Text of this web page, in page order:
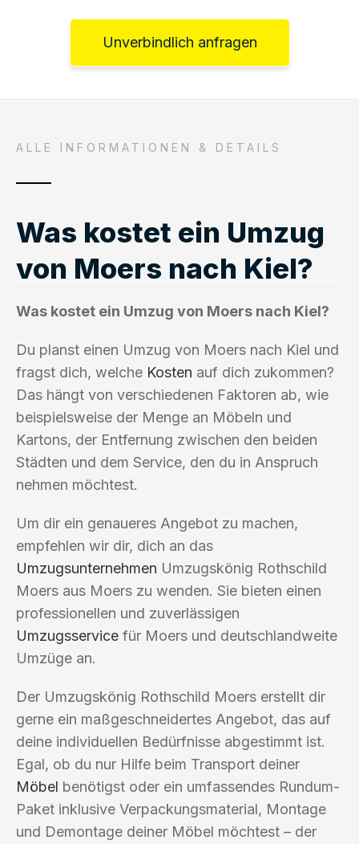
Unverbindlich anfragen
ALLE INFORMATIONEN & DETAILS
Was kostet ein Umzug
von Moers nach Kiel?
Was kostet ein Umzug von Moers nach Kiel?
Du planst einen Umzug von Moers nach Kiel und
fragst dich, welche Kosten auf dich zukommen?
Das hängt von verschiedenen Faktoren ab, wie
beispielsweise der Menge an Möbeln und
Kartons, der Entfernung zwischen den beiden
Städten und dem Service, den du in Anspruch
nehmen möchtest.
Um dir ein genaueres Angebot zu machen,
empfehlen wir dir, dich an das
Umzugsunternehmen Umzugskönig Rothschild
Moers aus Moers zu wenden. Sie bieten einen
professionellen und zuverlässigen
Umzugsservice für Moers und deutschlandweite
Umzüge an.
Der Umzugskönig Rothschild Moers erstellt dir
gerne ein maßgeschneidertes Angebot, das auf
deine individuellen Bedürfnisse abgestimmt ist.
Egal, ob du nur Hilfe beim Transport deiner
Möbel benötigst oder ein umfassendes Rundum-
Paket inklusive Verpackungsmaterial, Montage
und Demontage deiner Möbel möchtest – der